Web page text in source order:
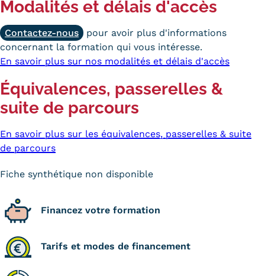
Prospect
Fiche contact salons, forums,
JPO
Modalités et délais d'accès
Contactez-nous
pour avoir plus d'informations
concernant la formation qui vous intéresse.
En savoir plus sur nos modalités et délais d'accès
Équivalences, passerelles &
suite de parcours
En savoir plus sur les équivalences, passerelles & suite
de parcours
Fiche synthétique non disponible
Financez votre formation
Tarifs et modes de financement